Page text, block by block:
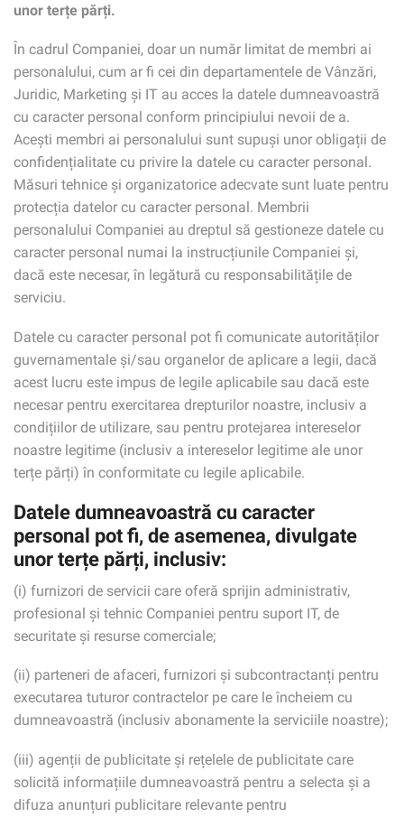
unor terțe părți.
În cadrul Companiei, doar un număr limitat de membri ai
personalului, cum ar fi cei din departamentele de Vânzări,
Juridic, Marketing și IT au acces la datele dumneavoastră
cu caracter personal conform principiului nevoii de a.
Acești membri ai personalului sunt supuși unor obligații de
confidențialitate cu privire la datele cu caracter personal.
Măsuri tehnice și organizatorice adecvate sunt luate pentru
protecția datelor cu caracter personal. Membrii
personalului Companiei au dreptul să gestioneze datele cu
caracter personal numai la instrucțiunile Companiei și,
dacă este necesar, în legătură cu responsabilitățile de
serviciu.
Datele cu caracter personal pot fi comunicate autorităților
guvernamentale și/sau organelor de aplicare a legii, dacă
acest lucru este impus de legile aplicabile sau dacă este
necesar pentru exercitarea drepturilor noastre, inclusiv a
condițiilor de utilizare, sau pentru protejarea intereselor
noastre legitime (inclusiv a intereselor legitime ale unor
terțe părți) în conformitate cu legile aplicabile.
Datele dumneavoastră cu caracter
personal pot fi, de asemenea, divulgate
unor terțe părți, inclusiv:
(i) furnizori de servicii care oferă sprijin administrativ,
profesional și tehnic Companiei pentru suport IT, de
securitate și resurse comerciale;
(ii) parteneri de afaceri, furnizori și subcontractanți pentru
executarea tuturor contractelor pe care le încheiem cu
dumneavoastră (inclusiv abonamente la serviciile noastre);
(iii) agenții de publicitate și rețelele de publicitate care
solicită informațiile dumneavoastră pentru a selecta și a
difuza anunțuri publicitare relevante pentru